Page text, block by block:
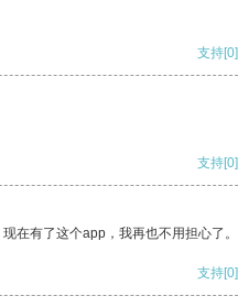
支持[0]
支持[0]
在有了这个app，我再也不用担心了。
支持[0]